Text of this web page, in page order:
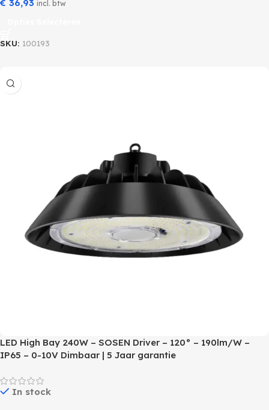
€ 36,93 incl. btw
SKU: 100193
LED High Bay 240W – SOSEN Driver – 120° – 190lm/W –
IP65 – 0-10V Dimbaar | 5 Jaar garantie
In stock